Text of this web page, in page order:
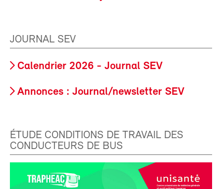
JOURNAL SEV
Calendrier 2026 - Journal SEV
Annonces : Journal/newsletter SEV
ÉTUDE CONDITIONS DE TRAVAIL DES
CONDUCTEURS DE BUS